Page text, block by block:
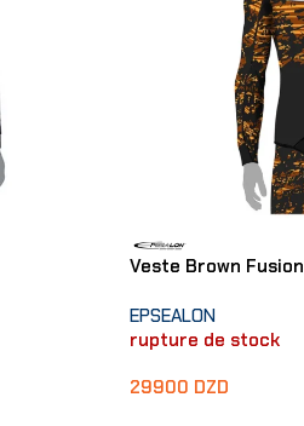
Veste Brown
EPSEALON
rupture de stock
29900 DZD